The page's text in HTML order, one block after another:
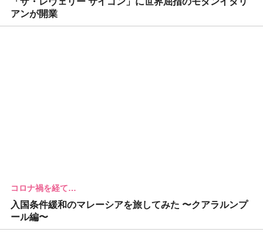
アンが開業
コロナ禍を経て…
入国条件緩和のマレーシアを旅してみた 〜クアラルンプ
ール編〜